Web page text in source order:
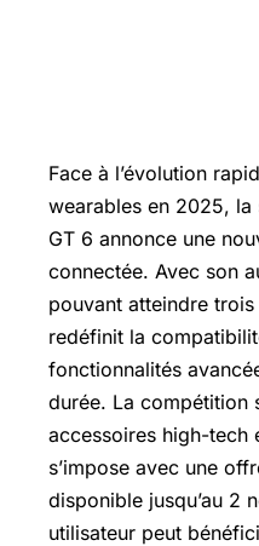
Face à l’évolution
wearables en 2025, la
GT 6 annonce une
connectée. Avec son
pouvant atteindre
redéfinit la
fonctionnalités
durée. La compétition
accessoires high-tech
s’impose avec une
disponible jusqu’au 2
utilisateur peut